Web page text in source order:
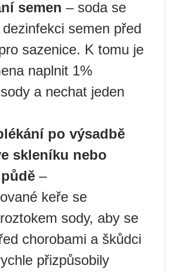
semen – soda se
semen před
sazenice. K tomu je
naplnit 1%
a nechat jeden
po výsadbě
skleníku nebo
–
keře se
sody, aby se
chorobami a škůdci
přizpůsobily